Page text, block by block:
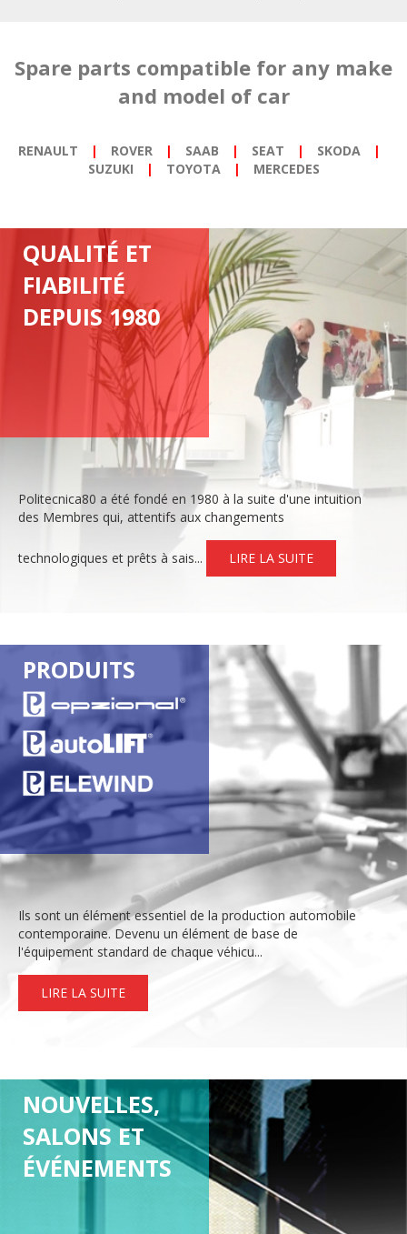
Spare parts compatible for any make
and model of car
RENAULT | ROVER | SAAB | SEAT | SKODA
|
SUZUKI
| TOYOTA | MERCEDES
QUALITÉ ET
FIABILITÉ
DEPUIS 1980
Politecnica80 a été fondé en 1980 à la suite d'une intuition
des Membres qui, attentifs aux changements
technologiques et prêts à sais... LIRE LA SUITE
PRODUITS
Ils sont un élément essentiel de la production automobile
contemporaine. Devenu un élément de base de
l'équipement standard de chaque véhicu...
LIRE LA SUITE
NOUVELLES,
SALONS ET
ÉVÉNEMENTS